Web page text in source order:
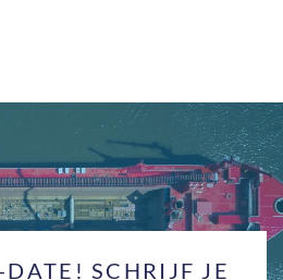
SCHRIJF JE